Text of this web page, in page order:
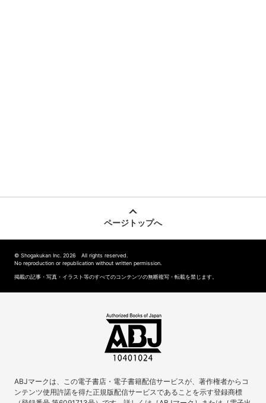
ページトップへ
© Shogakukan Inc. 2026 All rights reserved.
No reproduction or republication without written permission.
掲載の記事・写真・イラスト等のすべてのコンテンツの無断複写・転載を禁じます。
ABJマークは、この電子書店・電子書籍配信サービスが、著作権者からコ
ンテンツ使用許諾を得た正規版配信サービスであることを示す登録商標